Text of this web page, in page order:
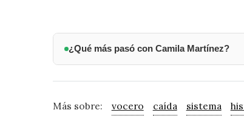
¿Qué más pasó con Camila Martínez?
Más sobre: vocero caída sistema